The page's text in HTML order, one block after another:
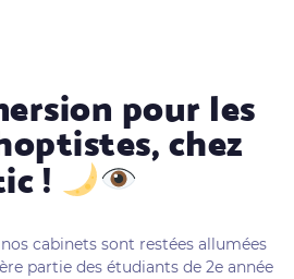
pour les
chez
!
cabinets sont restées allumées
partie des étudiants de 2e année